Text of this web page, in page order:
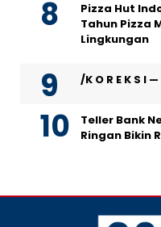
Pizza Hut
Tahun Pizza
Lingkungan
/K O R E K S I
Teller Bank
Ringan Bikin